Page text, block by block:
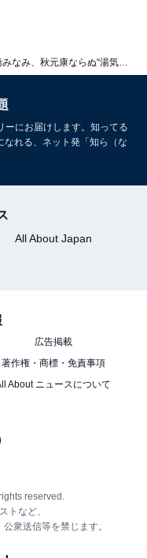
ーにお届けします。知ってる
れる、ネット発「知ら（な
All About Japan
広告掲載
著作権・商標・免責事項
About ニュースについて
reserved.
トなど、
衆送信等を禁じます。